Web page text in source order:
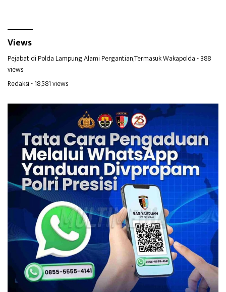
Views
Pejabat di Polda Lampung Alami Pergantian,Termasuk Wakapolda- 388
views
Redaksi- 18,581 views